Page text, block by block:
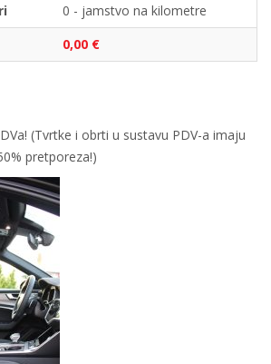
0 - jamstvo na kilometre
0,00 €
(Tvrtke i obrti u sustavu PDV-a imaju
pretporeza!)